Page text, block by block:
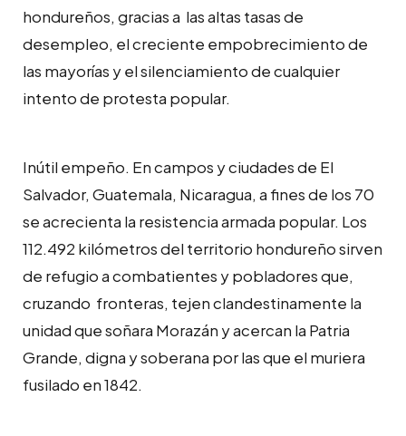
hondureños, gracias a las altas tasas de
desempleo, el creciente empobrecimiento de
las mayorías y el silenciamiento de cualquier
intento de protesta popular.
Inútil empeño. En campos y ciudades de El
Salvador, Guatemala, Nicaragua, a fines de los 70
se acrecienta la resistencia armada popular. Los
112.492 kilómetros del territorio hondureño sirven
de refugio a combatientes y pobladores que,
cruzando fronteras, tejen clandestinamente la
unidad que soñara Morazán y acercan la Patria
Grande, digna y soberana por las que el muriera
fusilado en 1842.